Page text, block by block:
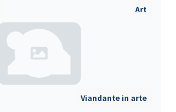
Art
Viandante in arte